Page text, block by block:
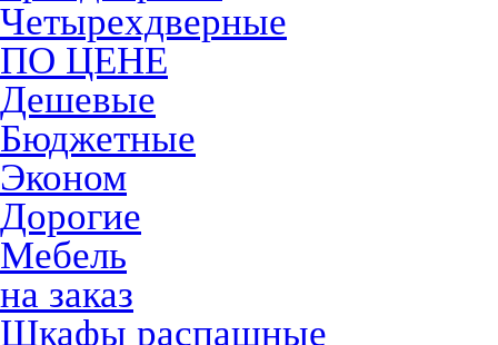
Четырехдверные
ПО ЦЕНЕ
Дешевые
Бюджетные
Эконом
Дорогие
Мебель
на заказ
Шкафы распашные